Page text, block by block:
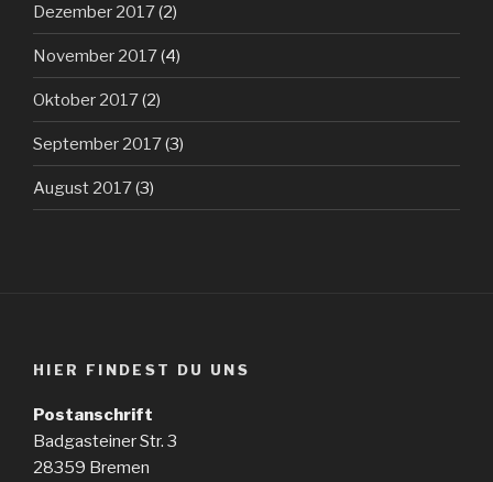
Dezember 2017(2)
November 2017(4)
Oktober 2017(2)
September 2017(3)
August 2017(3)
HIER FINDEST DU UNS
Postanschrift
Badgasteiner Str. 3
28359 Bremen